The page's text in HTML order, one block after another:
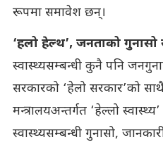
रूपमा समावेश छन्।
‘हलो हेल्थ’, जनताको गुनासो
स्वास्थ्यसम्बन्धी कुनै पनि
सरकारको ‘हेलो सरकार’को
मन्त्रालयअन्तर्गत ‘हेल्लो
स्वास्थ्यसम्बन्धी गुनासो,